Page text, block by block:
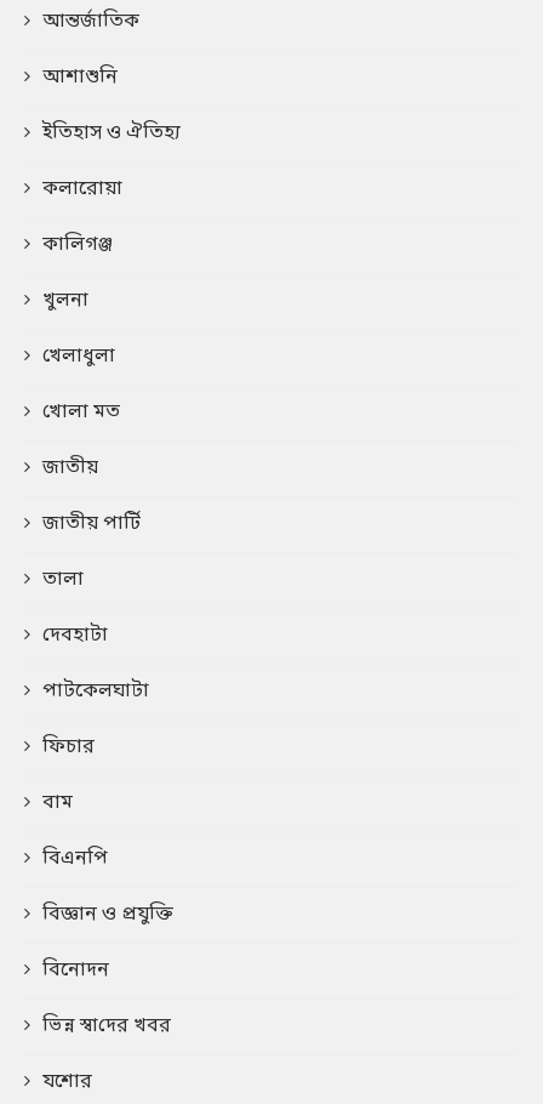
আন্তর্জাতিক
আশাশুনি
ইতিহাস ও ঐতিহ্য
কলারোয়া
কালিগঞ্জ
খুলনা
খেলাধুলা
খোলা মত
জাতীয়
জাতীয় পার্টি
তালা
দেবহাটা
পাটকেলঘাটা
ফিচার
বাম
বিএনপি
বিজ্ঞান ও প্রযুক্তি
বিনোদন
ভিন্ন স্বা‌দের খবর
যশোর